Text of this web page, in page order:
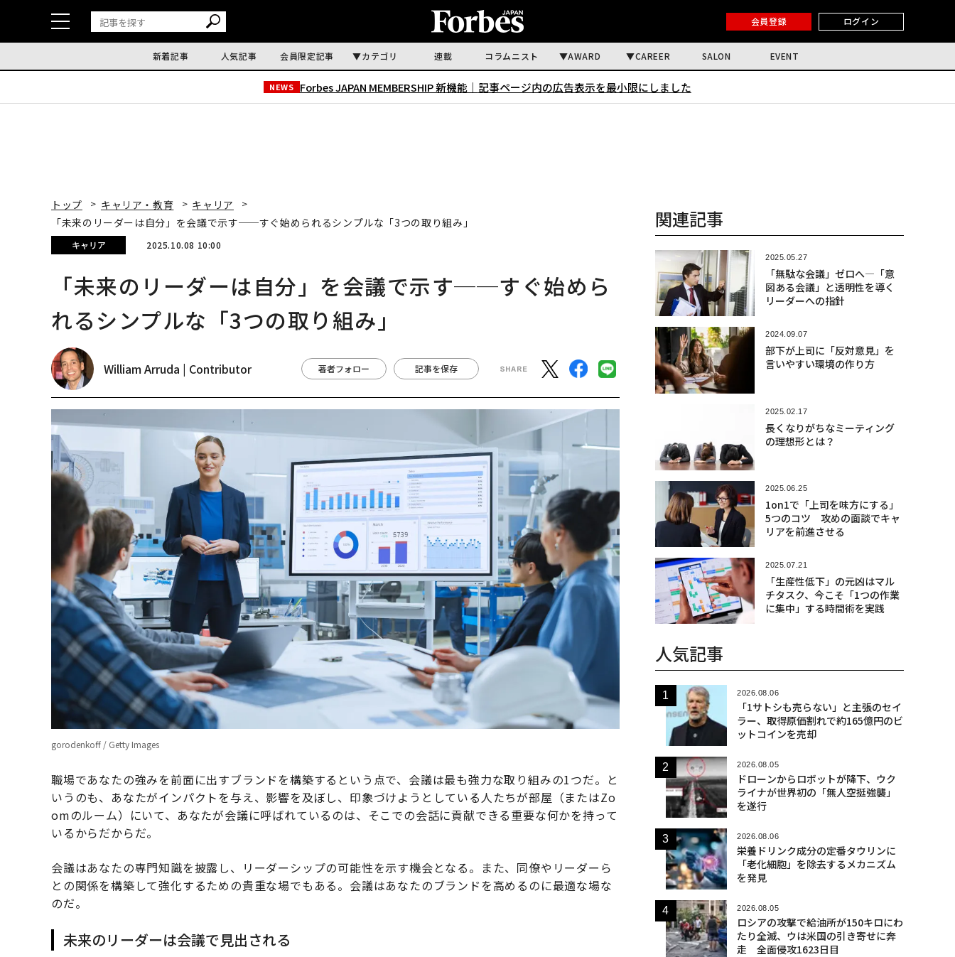
会員登録 ログイン
新着記事 人気記事 会員限定記事 カテゴリ 連載 コラムニスト AWARD CAREER SALON EVENT
NEWS Forbes JAPAN MEMBERSHIP 新機能｜ 記事ページ内の広告表示を最小限にしました
トップ キャリア・教育
キャリア
「未来のリーダーは自分」を会議で示す──すぐ始められるシンプルな「3つの取り組み」
キャリア 2025.10.08 10:00
「未来のリーダーは自分」を会議で示す──すぐ始めら
れるシンプルな「3つの取り組み」
William Arruda | Contributor 著者フォロー 記事を保存
gorodenkoff / Getty Images
職場であなたの強みを前面に出すブランドを構築するという点で、会議は最も強力な取り組みの1つだ。と
いうのも、あなたがインパクトを与え、影響を及ぼし、印象づけようとしている人たちが部屋（またはZo
omのルーム）にいて、あなたが会議に呼ばれているのは、そこでの会話に貢献できる重要な何かを持って
いるからだからだ。
会議はあなたの専門知識を披露し、リーダーシップの可能性を示す機会となる。また、同僚やリーダーら
との関係を構築して強化するための貴重な場でもある。会議はあなたのブランドを高めるのに最適な場な
のだ。
未来のリーダーは会議で見出される
関連記事
2025.05.27
「無駄な会議」ゼロへ―「意
図ある会議」と透明性を導く
リーダーへの指針
2024.09.07
部下が上司に「反対意見」を
言いやすい環境の作り方
2025.02.17
長くなりがちなミーティング
の理想形とは？
2025.06.25
1on1で「上司を味方にする」
5つのコツ 攻めの面談でキャ
リアを前進させる
2025.07.21
「生産性低下」の元凶はマル
チタスク、今こそ「1つの作業
に集中」する時間術を実践
人気記事
2026.08.06
「1サトシも売らない」と主張のセイ
ラー、取得原価割れで約165億円のビ
ットコインを売却
2026.08.05
ドローンからロボットが降下、ウク
ライナが世界初の「無人空挺強襲」
を遂行
2026.08.06
栄養ドリンク成分の定番タウリンに
「老化細胞」を除去するメカニズム
を発見
2026.08.05
ロシアの攻撃で給油所が150キロにわ
たり全滅、ウは米国の引き寄せに奔
走 全面侵攻1623日目